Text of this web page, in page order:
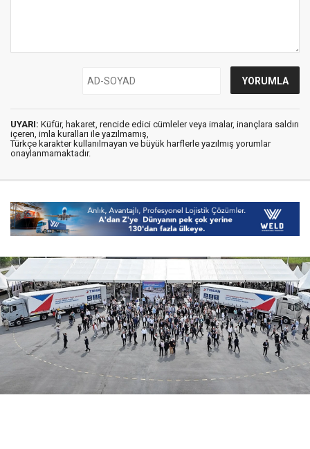
UYARI: Küfür, hakaret, rencide edici cümleler veya imalar, inançlara saldırı
içeren, imla kuralları ile yazılmamış,
Türkçe karakter kullanılmayan ve büyük harflerle yazılmış yorumlar
onaylanmamaktadır.